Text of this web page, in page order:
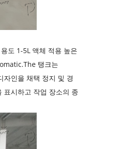
도 1-5L 액체 적용 높은
탱크는
인을 채택 정지 및 경
시하고 작업 장소의 종